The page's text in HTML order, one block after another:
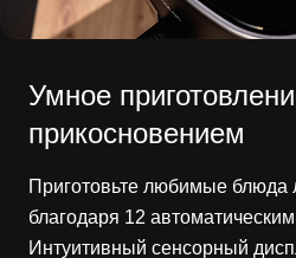
Умное
прикосновением
Приготовьте любимые блюда
благодаря 12
Интуитивный сенсорный